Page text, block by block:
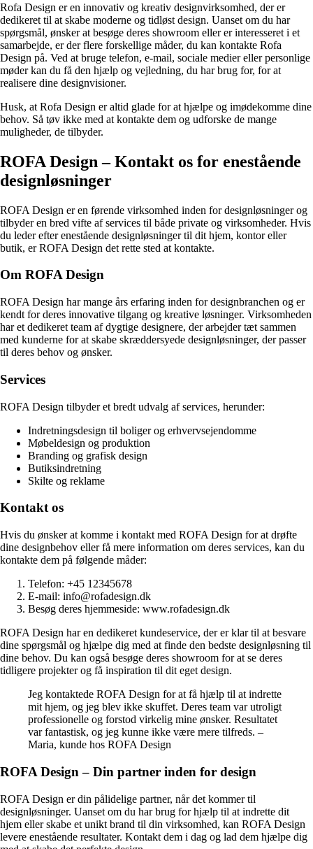
Rofa Design er en innovativ og kreativ designvirksomhed, der er
dedikeret til at skabe moderne og tidløst design. Uanset om du har
spørgsmål, ønsker at besøge deres showroom eller er interesseret i et
samarbejde, er der flere forskellige måder, du kan kontakte Rofa
Design på. Ved at bruge telefon, e-mail, sociale medier eller personlige
møder kan du få den hjælp og vejledning, du har brug for, for at
realisere dine designvisioner.
Husk, at Rofa Design er altid glade for at hjælpe og imødekomme dine
behov. Så tøv ikke med at kontakte dem og udforske de mange
muligheder, de tilbyder.
ROFA Design – Kontakt os for enestående
designløsninger
ROFA Design er en førende virksomhed inden for designløsninger og
tilbyder en bred vifte af services til både private og virksomheder. Hvis
du leder efter enestående designløsninger til dit hjem, kontor eller
butik, er ROFA Design det rette sted at kontakte.
Om ROFA Design
ROFA Design har mange års erfaring inden for designbranchen og er
kendt for deres innovative tilgang og kreative løsninger. Virksomheden
har et dedikeret team af dygtige designere, der arbejder tæt sammen
med kunderne for at skabe skræddersyede designløsninger, der passer
til deres behov og ønsker.
Services
ROFA Design tilbyder et bredt udvalg af services, herunder:
Indretningsdesign til boliger og erhvervsejendomme
Møbeldesign og produktion
Branding og grafisk design
Butiksindretning
Skilte og reklame
Kontakt os
Hvis du ønsker at komme i kontakt med ROFA Design for at drøfte
dine designbehov eller få mere information om deres services, kan du
kontakte dem på følgende måder:
Telefon: +45 12345678
E-mail: info@rofadesign.dk
Besøg deres hjemmeside: www.rofadesign.dk
ROFA Design har en dedikeret kundeservice, der er klar til at besvare
dine spørgsmål og hjælpe dig med at finde den bedste designløsning til
dine behov. Du kan også besøge deres showroom for at se deres
tidligere projekter og få inspiration til dit eget design.
Jeg kontaktede ROFA Design for at få hjælp til at indrette
mit hjem, og jeg blev ikke skuffet. Deres team var utroligt
professionelle og forstod virkelig mine ønsker. Resultatet
var fantastisk, og jeg kunne ikke være mere tilfreds. –
Maria, kunde hos ROFA Design
ROFA Design – Din partner inden for design
ROFA Design er din pålidelige partner, når det kommer til
designløsninger. Uanset om du har brug for hjælp til at indrette dit
hjem eller skabe et unikt brand til din virksomhed, kan ROFA Design
levere enestående resultater. Kontakt dem i dag og lad dem hjælpe dig